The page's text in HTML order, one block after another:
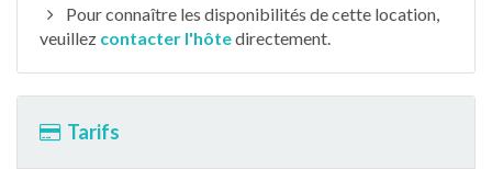
Pour connaître les disponibilités de cette location,
veuillez contacter l'hôtedirectement.
Tarifs